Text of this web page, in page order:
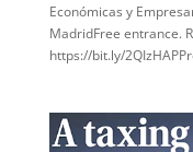
Económicas y
MadridFree entrance.
https://bit.ly/